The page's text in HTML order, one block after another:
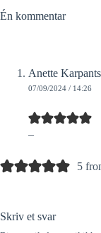
Én kommentar
Anette
07/09/2024 / 14:26
–
5
Skriv et svar